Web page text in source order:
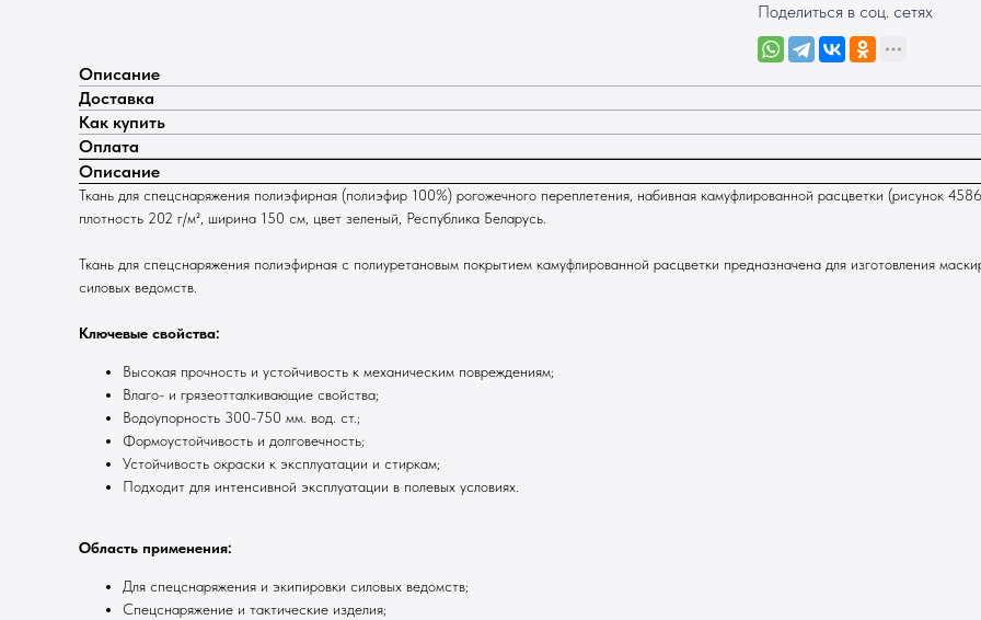
Поделиться в соц. сетях
Описание
Доставка
Как купить
Оплата
Описание
Ткань для спецснаряжения полиэфирная (полиэфир 100%) рогожечного переплетения, набивная камуфлированной расцветки (рисунок
плотность 202 г/м², ширина 150 см, цвет зеленый, Республика Беларусь.
Ткань для спецснаряжения полиэфирная с полиуретановым покрытием камуфлированной расцветки предназначена для изготовления
силовых ведомств.
Ключевые свойства:
Высокая прочность и устойчивость к механическим повреждениям;
Влаго- и грязеотталкивающие свойства;
Водоупорность 300-750 мм. вод. ст.;
Формоустойчивость и долговечность;
Устойчивость окраски к эксплуатации и стиркам;
Подходит для интенсивной эксплуатации в полевых условиях.
Область применения:
Для спецснаряжения и экипировки силовых ведомств;
Спецснаряжение и тактические изделия;